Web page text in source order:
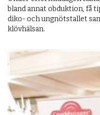
bland annat obduktion, få
diko- och ungnötstallet
klövhälsan.